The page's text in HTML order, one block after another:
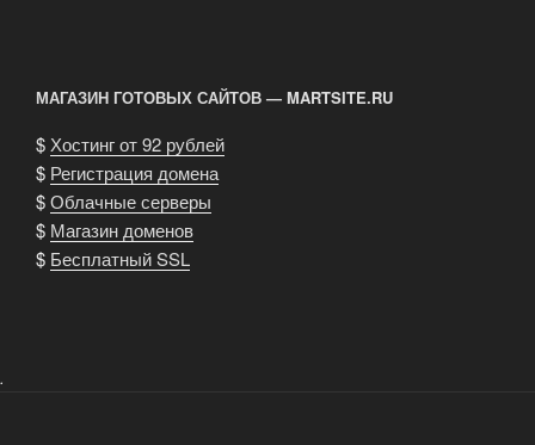
МАГАЗИН ГОТОВЫХ САЙТОВ — MARTSITE.RU
$ Хостинг от 92 рублей
$ Регистрация домена
$Облачные серверы
$ Магазин доменов
$ Бесплатный SSL
.